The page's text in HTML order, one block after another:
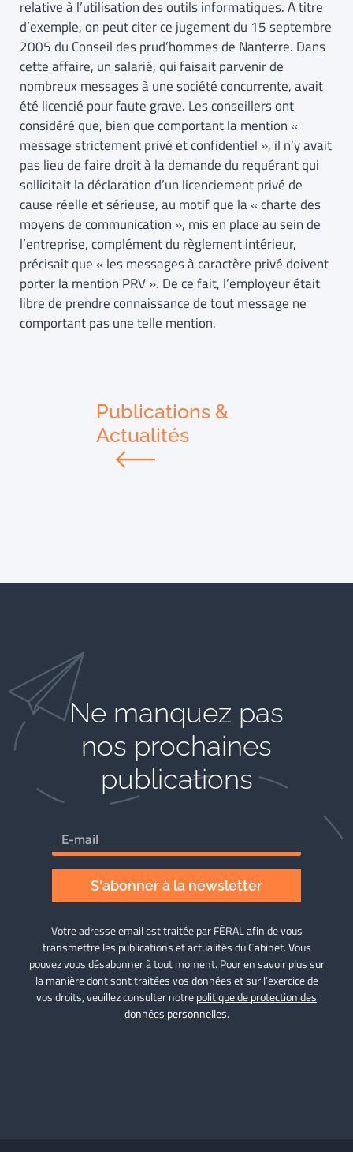
relative à l’utilisation des outils informatiques. A titre
d’exemple, on peut citer ce jugement du 15 septembre
2005 du Conseil des prud’hommes de Nanterre. Dans
cette affaire, un salarié, qui faisait parvenir de
nombreux messages à une société concurrente, avait
été licencié pour faute grave. Les conseillers ont
considéré que, bien que comportant la mention «
message strictement privé et confidentiel », il n’y avait
pas lieu de faire droit à la demande du requérant qui
sollicitait la déclaration d’un licenciement privé de
cause réelle et sérieuse, au motif que la « charte des
moyens de communication », mis en place au sein de
l’entreprise, complément du règlement intérieur,
précisait que « les messages à caractère privé doivent
porter la mention PRV ». De ce fait, l’employeur était
libre de prendre connaissance de tout message ne
comportant pas une telle mention.
Publications &
Actualités
Ne manquez pas
nos prochaines
publications
S'abonner à la newsletter
Votre adresse email est traitée par FÉRAL afin de vous
transmettre les publications et actualités du Cabinet. Vous
pouvez vous désabonner à tout moment. Pour en savoir plus sur
la manière dont sont traitées vos données et sur l’exercice de
vos droits, veuillez consulter notrepolitique de protection des
données personnelles.